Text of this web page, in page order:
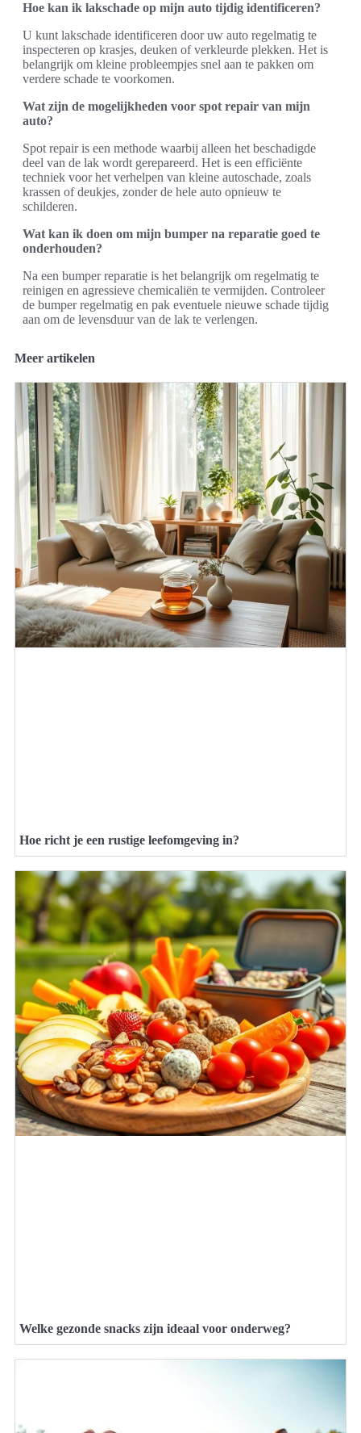
Hoe kan ik lakschade op mijn auto tijdig identificeren?
U kunt lakschade identificeren door uw auto regelmatig te
inspecteren op krasjes, deuken of verkleurde plekken. Het is
belangrijk om kleine probleempjes snel aan te pakken om
verdere schade te voorkomen.
Wat zijn de mogelijkheden voor spot repair van mijn
auto?
Spot repair is een methode waarbij alleen het beschadigde
deel van de lak wordt gerepareerd. Het is een efficiënte
techniek voor het verhelpen van kleine autoschade, zoals
krassen of deukjes, zonder de hele auto opnieuw te
schilderen.
Wat kan ik doen om mijn bumper na reparatie goed te
onderhouden?
Na een bumper reparatie is het belangrijk om regelmatig te
reinigen en agressieve chemicaliën te vermijden. Controleer
de bumper regelmatig en pak eventuele nieuwe schade tijdig
aan om de levensduur van de lak te verlengen.
Meer artikelen
Hoe richt je een rustige leefomgeving in?
Welke gezonde snacks zijn ideaal voor onderweg?